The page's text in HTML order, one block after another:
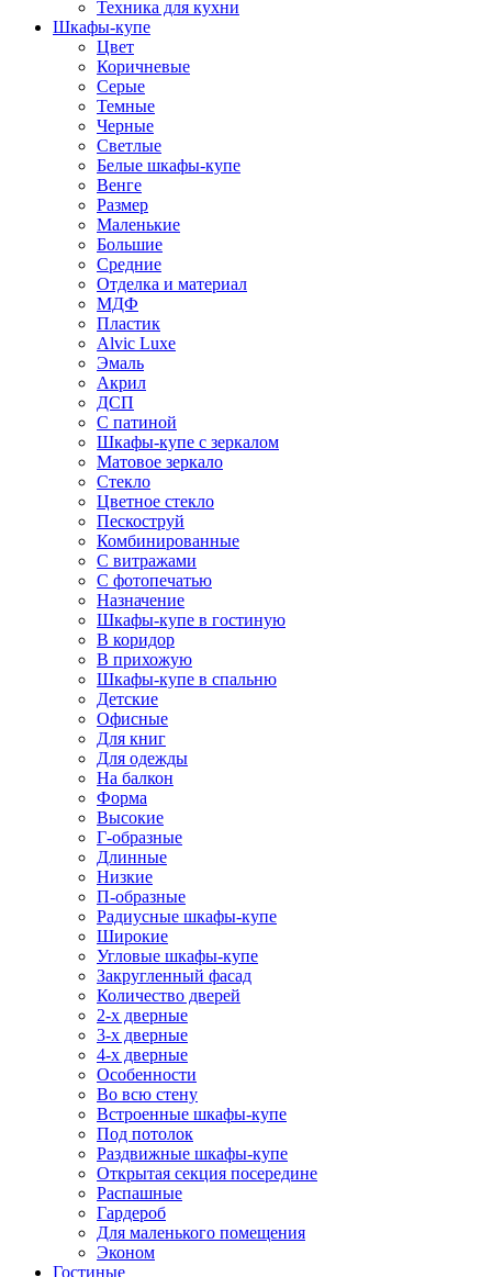
Техника для кухни
Шкафы-купе
Цвет
Коричневые
Серые
Темные
Черные
Светлые
Белые шкафы-купе
Венге
Размер
Маленькие
Большие
Средние
Отделка и материал
МДФ
Пластик
Alvic Luxe
Эмаль
Акрил
ДСП
С патиной
Шкафы-купе с зеркалом
Матовое зеркало
Стекло
Цветное стекло
Пескоструй
Комбинированные
С витражами
С фотопечатью
Назначение
Шкафы-купе в гостиную
В коридор
В прихожую
Шкафы-купе в спальню
Детские
Офисные
Для книг
Для одежды
На балкон
Форма
Высокие
Г-образные
Длинные
Низкие
П-образные
Радиусные шкафы-купе
Широкие
Угловые шкафы-купе
Закругленный фасад
Количество дверей
2-х дверные
3-х дверные
4-х дверные
Особенности
Во всю стену
Встроенные шкафы-купе
Под потолок
Раздвижные шкафы-купе
Открытая секция посередине
Распашные
Гардероб
Для маленького помещения
Эконом
Гостиные